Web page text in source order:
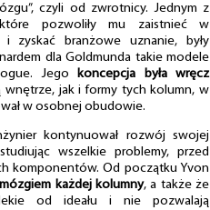
czyli od zwrotnicy. Jednym z
pozwoliły mu zaistnieć w
zyskać branżowe uznanie, były
dla Goldmunda takie modele
Jego
koncepcja była wręcz
wnętrze, jak i formy tych kolumn, w
w osobnej obudowie.
kontynuował rozwój swojej
wszelkie problemy, przed
komponentów. Od początku Yvon
każdej kolumny, a także że
od ideału i nie pozwalają